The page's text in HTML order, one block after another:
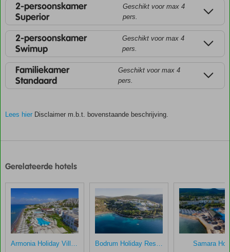
2-persoonskamer
Superior
Geschikt voor max 4
pers.
2-persoonskamer
Swimup
Geschikt voor max 4
pers.
Familiekamer
Standaard
Geschikt voor max 4
pers.
Lees hier Disclaimer m.b.t. bovenstaande beschrijving.
door
klanten
gegeven
na
hun
verblijf
La
Gerelateerde hotels
Armonia Holiday Village Bodrum Holiday Resort Samara